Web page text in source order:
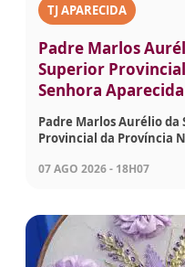
TJ APARECIDA
Padre Marlos
Superior
Senhora Aparecida
Padre Marlos Aurélio
Provincial da Província
07 AGO 2026 - 18H07